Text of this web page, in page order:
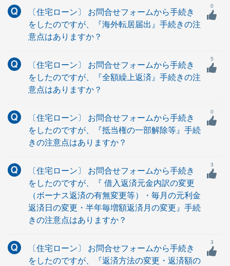
〔住宅ローン〕 お問合せフォームから手続き
をしたのですが、『海外転居届出』手続きの注
意点はありますか？
0
〔住宅ローン〕 お問合せフォームから手続き
をしたのですが、『全額繰上返済』手続きの注
意点はありますか？
5
〔住宅ローン〕 お問合せフォームから手続き
をしたのですが、『抵当権の一部解除等』手続
きの注意点はありますか？
0
〔住宅ローン〕 お問合せフォームから手続き
をしたのですが、『 借入返済元金内訳の変更
（ボーナス返済の有無変更等）・毎月の元利金
返済日の変更・半年毎増額返済月の変更』手続
きの注意点はありますか？
3
〔住宅ローン〕 お問合せフォームから手続き
をしたのですが、『返済方法の変更・返済額の
3